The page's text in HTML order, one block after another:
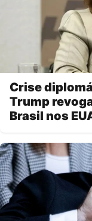
Crise
Trump
Brasil nos